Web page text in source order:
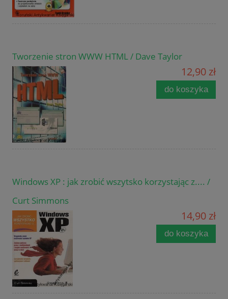
Tworzenie stron WWW HTML / Dave Taylor
12,90 zł
do koszyka
Windows XP : jak zrobić wszytsko korzystając z.... /
Curt Simmons
14,90 zł
do koszyka